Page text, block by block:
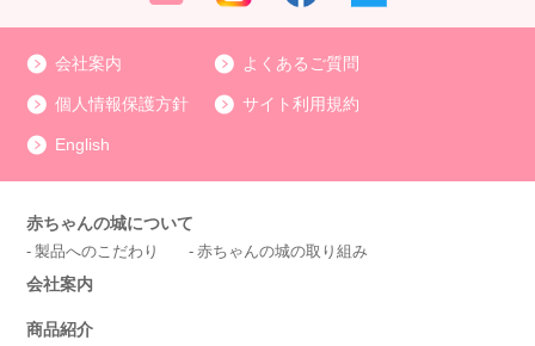
会社案内 よくあるご質問
個人情報保護方針 サイト利用規約
English
赤ちゃんの城について
製品へのこだわり 赤ちゃんの城の取り組み
会社案内
商品紹介